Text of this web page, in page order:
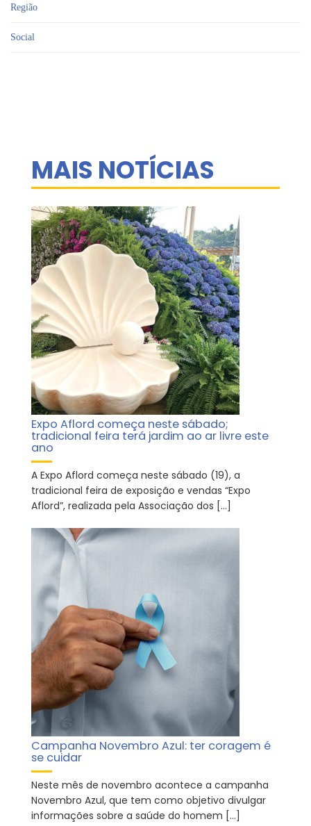
Região
Social
MAIS NOTÍCIAS
Expo Aflord começa neste sábado;
tradicional feira terá jardim ao ar livre este
ano
A Expo Aflord começa neste sábado (19), a
tradicional feira de exposição e vendas “Expo
Aflord”, realizada pela Associação dos […]
Campanha Novembro Azul: ter coragem é
se cuidar
Neste mês de novembro acontece a campanha
Novembro Azul, que tem como objetivo divulgar
informações sobre a saúde do homem […]